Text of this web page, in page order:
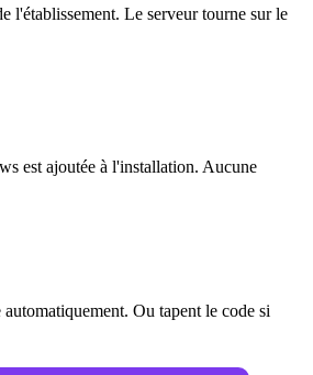
l'établissement. Le serveur tourne sur le
est ajoutée à l'installation. Aucune
Ou tapent le code si